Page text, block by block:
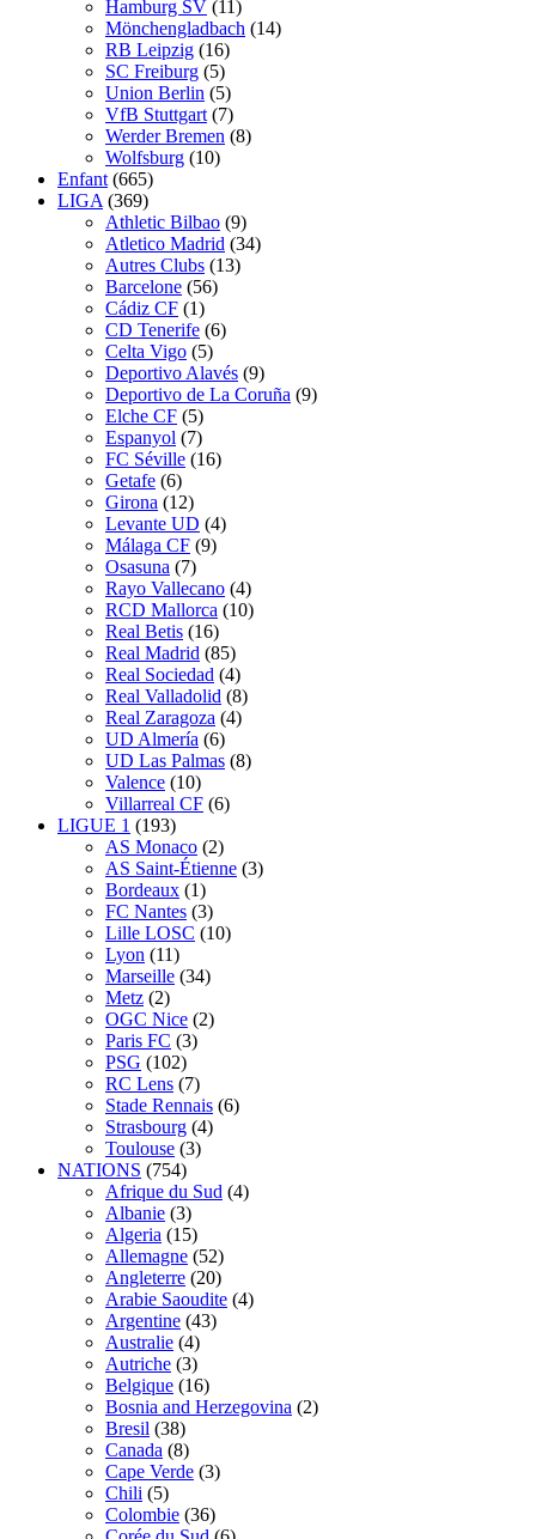
Hamburg SV (11)
Mönchengladbach (14)
RB Leipzig (16)
SC Freiburg (5)
Union Berlin (5)
VfB Stuttgart (7)
Werder Bremen (8)
Wolfsburg (10)
Enfant (665)
LIGA (369)
Athletic Bilbao (9)
Atletico Madrid (34)
Autres Clubs (13)
Barcelone (56)
Cádiz CF (1)
CD Tenerife (6)
Celta Vigo (5)
Deportivo Alavés (9)
Deportivo de La Coruña (9)
Elche CF (5)
Espanyol (7)
FC Séville (16)
Getafe (6)
Girona (12)
Levante UD (4)
Málaga CF (9)
Osasuna (7)
Rayo Vallecano (4)
RCD Mallorca (10)
Real Betis (16)
Real Madrid (85)
Real Sociedad (4)
Real Valladolid (8)
Real Zaragoza (4)
UD Almería (6)
UD Las Palmas (8)
Valence (10)
Villarreal CF (6)
LIGUE 1 (193)
AS Monaco (2)
AS Saint-Étienne (3)
Bordeaux (1)
FC Nantes (3)
Lille LOSC (10)
Lyon (11)
Marseille (34)
Metz (2)
OGC Nice (2)
Paris FC (3)
PSG (102)
RC Lens (7)
Stade Rennais (6)
Strasbourg (4)
Toulouse (3)
NATIONS (754)
Afrique du Sud (4)
Albanie (3)
Algeria (15)
Allemagne (52)
Angleterre (20)
Arabie Saoudite (4)
Argentine (43)
Australie (4)
Autriche (3)
Belgique (16)
Bosnia and Herzegovina (2)
Bresil (38)
Canada (8)
Cape Verde (3)
Chili (5)
Colombie (36)